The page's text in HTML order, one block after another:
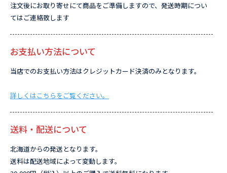
注文後にお取り寄せにて商品をご準備しますので、発送時期につい
てはご連絡致します
お支払い方法について
当店でのお支払い方法はクレジットカード決済のみとなります。
詳しくはこちらをご覧ください。
送料・配送について
北海道からの発送となります。
送料は配送地域によって変動します。